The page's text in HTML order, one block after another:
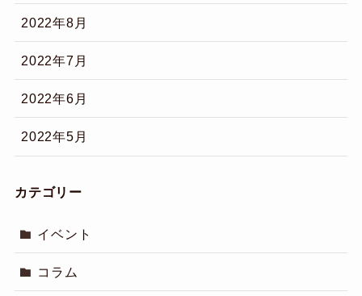
2022年8月
2022年7月
2022年6月
2022年5月
カテゴリー
イベント
コラム